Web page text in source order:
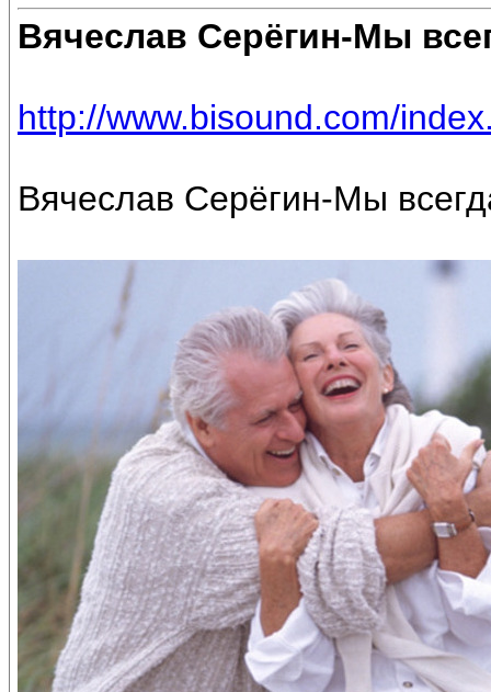
Вячеслав Серёгин-Мы
http://www.bisound.com/
Вячеслав Серёгин-Мы